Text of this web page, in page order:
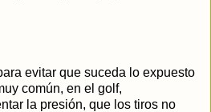
evitar que suceda lo expuesto
común, en el golf,
la presión, que los tiros no